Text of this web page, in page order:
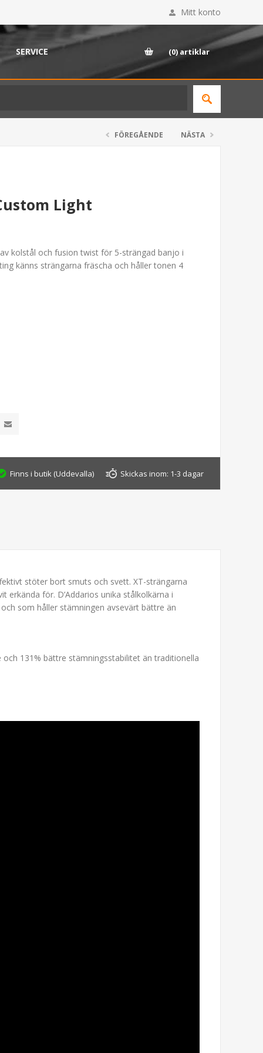
Mitt konto
SERVICE (0) artiklar
FÖREGÅENDE NÄSTA
Light
kolstål och fusion twist för 5-strängad banjo i
känns strängarna fräscha och håller tonen 4
Finns i butik (Uddevalla) Skickas inom: 1-3 dagar
stöter bort smuts och svett. XT-strängarna
erkända för. D’Addarios unika stålkolkärna i
som håller stämningen avsevärt bättre än
131% bättre stämningsstabilitet än traditionella